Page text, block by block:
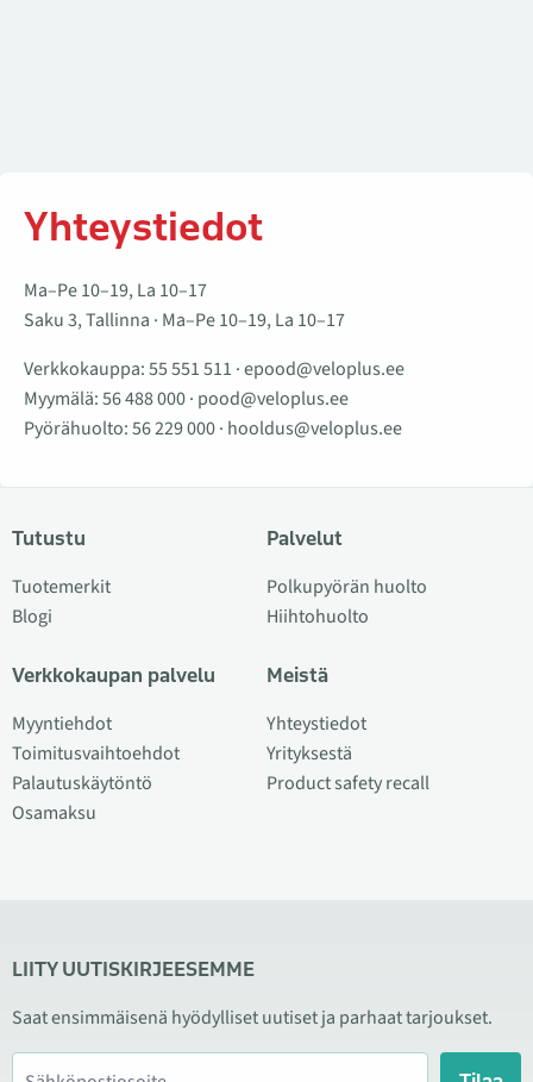
Yhteystiedot
Ma–Pe 10–19, La 10–17
Saku 3, Tallinna · Ma–Pe 10–19, La 10–17
Verkkokauppa:55 551 511 ·epood@veloplus.ee
Myymälä:56 488 000· pood@veloplus.ee
Pyörähuolto:56 229 000· hooldus@veloplus.ee
Tutustu
Tuotemerkit
Blogi
Verkkokaupan palvelu
Myyntiehdot
Toimitusvaihtoehdot
Palautuskäytöntö
Osamaksu
Palvelut
Polkupyörän huolto
Hiihtohuolto
Meistä
Yhteystiedot
Yrityksestä
Product safety recall
LIITY UUTISKIRJEESEMME
Saat ensimmäisenä hyödylliset uutiset ja parhaat tarjoukset.